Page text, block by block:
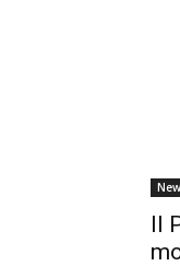
Il